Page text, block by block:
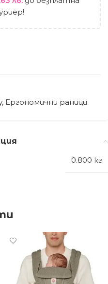
, Ергономични раници
0.800 кг